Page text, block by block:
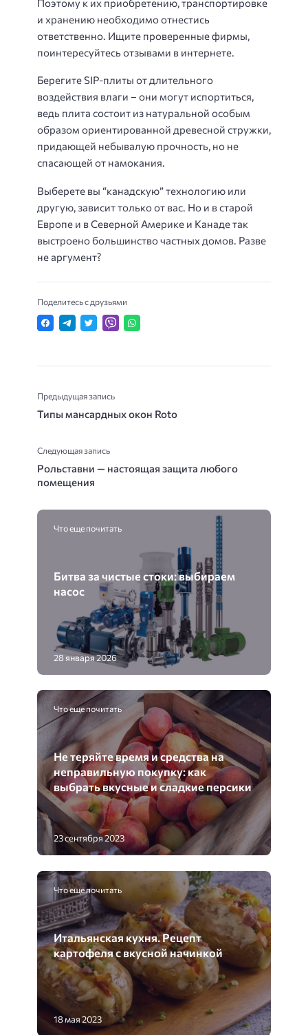
Поэтому к их приобретению, транспортировке
и хранению необходимо отнестись
ответственно. Ищите проверенные фирмы,
поинтересуйтесь отзывами в интернете.
Берегите SIP-плиты от длительного
воздействия влаги – они могут испортиться,
ведь плита состоит из натуральной особым
образом ориентированной древесной стружки,
придающей небывалую прочность, но не
спасающей от намокания.
Выберете вы “канадскую” технологию или
другую, зависит только от вас. Но и в старой
Европе и в Северной Америке и Канаде так
выстроено большинство частных домов. Разве
не аргумент?
Поделитесь с друзьями
Предыдущая запись
Типы мансардных окон Roto
Следующая запись
Рольставни — настоящая защита любого
помещения
Что еще почитать
Битва за чистые стоки: выбираем
насос
28 января 2026
Что еще почитать
Не теряйте время и средства на
неправильную покупку: как
выбрать вкусные и сладкие персики
23 сентября 2023
Что еще почитать
Итальянская кухня. Рецепт
картофеля с вкусной начинкой
18 мая 2023